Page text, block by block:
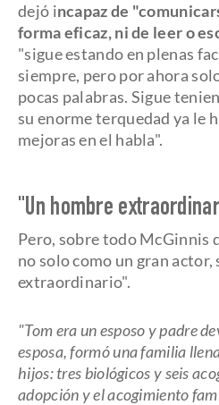
dejó incapaz de
forma eficaz, ni de leer o
"sigue estando en plenas
siempre, pero por ahora
pocas palabras. Sigue
su enorme terquedad ya le
mejoras en el habla".
"Un hombre
Pero, sobre todo McGinnis
no solo como un gran
extraordinario".
"Tom era un esposo y padre
esposa, formó una familia
hijos: tres biológicos y seis
adopción y el acogimiento